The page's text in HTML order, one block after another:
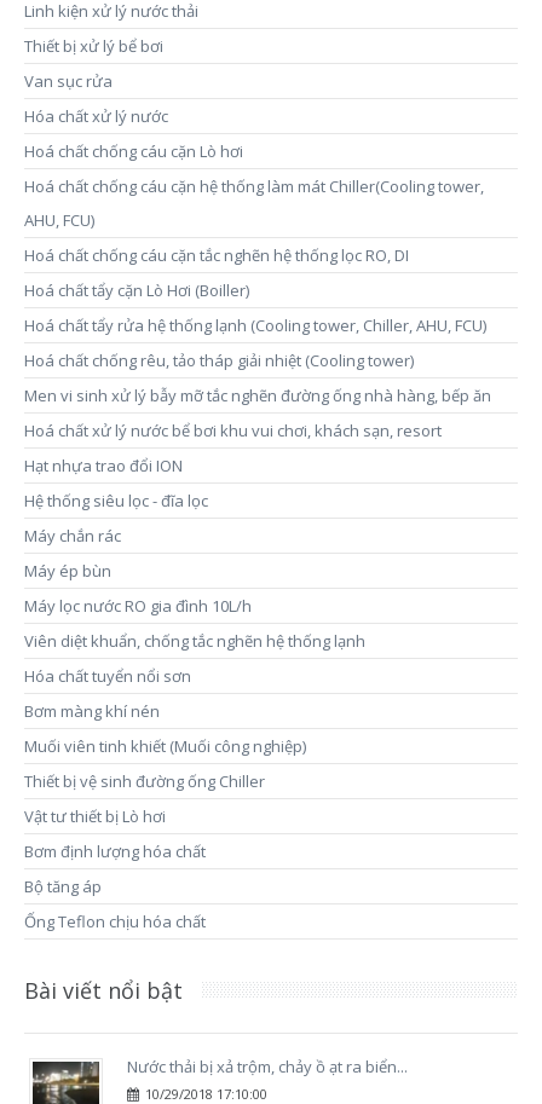
Linh kiện xử lý nước thải
Thiết bị xử lý bể bơi
Van sục rửa
Hóa chất xử lý nước
Hoá chất chống cáu cặn Lò hơi
Hoá chất chống cáu cặn hệ thống làm mát Chiller(Cooling tower,
AHU, FCU)
Hoá chất chống cáu cặn tắc nghẽn hệ thống lọc RO, DI
Hoá chất tẩy cặn Lò Hơi (Boiller)
Hoá chất tẩy rửa hệ thống lạnh (Cooling tower, Chiller, AHU, FCU)
Hoá chất chống rêu, tảo tháp giải nhiệt (Cooling tower)
Men vi sinh xử lý bẫy mỡ tắc nghẽn đường ống nhà hàng, bếp ăn
Hoá chất xử lý nước bể bơi khu vui chơi, khách sạn, resort
Hạt nhựa trao đổi ION
Hệ thống siêu lọc - đĩa lọc
Máy chắn rác
Máy ép bùn
Máy lọc nước RO gia đình 10L/h
Viên diệt khuẩn, chống tắc nghẽn hệ thống lạnh
Hóa chất tuyển nổi sơn
Bơm màng khí nén
Muối viên tinh khiết (Muối công nghiệp)
Thiết bị vệ sinh đường ống Chiller
Vật tư thiết bị Lò hơi
Bơm định lượng hóa chất
Bộ tăng áp
Ống Teflon chịu hóa chất
Bài viết nổi bật
Nước thải bị xả trộm, chảy ồ ạt ra biển...
10/29/2018 17:10:00